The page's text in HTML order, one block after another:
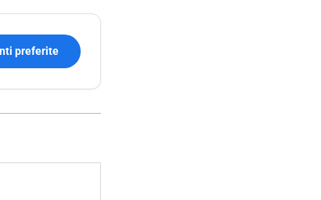
preferite